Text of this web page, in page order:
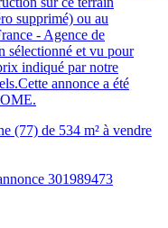
supprimé) ou au
- Agence de
sélectionné et vu pour
indiqué par notre
annonce a été